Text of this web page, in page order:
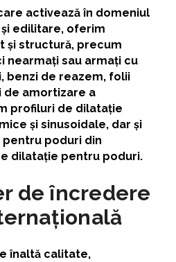
activează în domeniul
edilitare, oferim
și structură, precum
nearmați sau armați cu
benzi de reazem, folii
de amortizare a
profiluri de dilatație
și sinusoidale, dar și
poduri din
dilatație pentru poduri.
de încredere
înaltă calitate,